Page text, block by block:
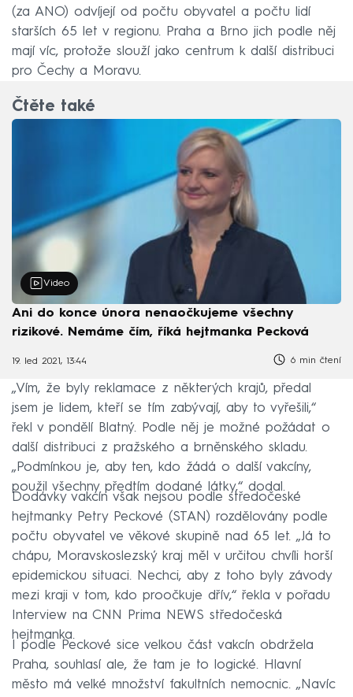
(za ANO) odvíjejí od počtu obyvatel a počtu lidí
starších 65 let v regionu. Praha a Brno jich podle něj
mají víc, protože slouží jako centrum k další distribuci
pro Čechy a Moravu.
Čtěte také
Video
Ani do konce února nenaočkujeme všechny
rizikové. Nemáme čím, říká hejtmanka Pecková
19. led 2021, 13:44 6 min čtení
„Vím, že byly reklamace z některých krajů, předal
jsem je lidem, kteří se tím zabývají, aby to vyřešili,“
řekl v pondělí Blatný. Podle něj je možné požádat o
další distribuci z pražského a brněnského skladu.
„Podmínkou je, aby ten, kdo žádá o další vakcíny,
použil všechny předtím dodané látky,“ dodal.
Dodávky vakcín však nejsou podle středočeské
hejtmanky Petry Peckové (STAN) rozdělovány podle
počtu obyvatel ve věkové skupině nad 65 let. „Já to
chápu, Moravskoslezský kraj měl v určitou chvíli horší
epidemickou situaci. Nechci, aby z toho byly závody
mezi kraji v tom, kdo proočkuje dřív,“ řekla v pořadu
Interview na CNN Prima NEWS středočeská
hejtmanka.
I podle Peckové sice velkou část vakcín obdržela
Praha, souhlasí ale, že tam je to logické. Hlavní
město má velké množství fakultních nemocnic. „Navíc